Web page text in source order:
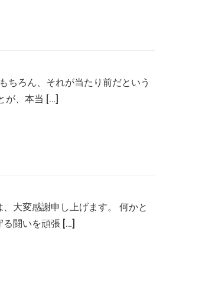
ちろん、それが当たり前だという
が、本当 […]
大変感謝申し上げます。 何かと
る闘いを頑張 […]